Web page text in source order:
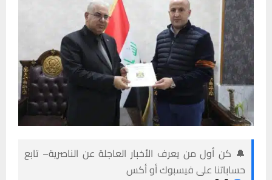
🔔 كن أول من يعرف الأخبار العاجلة عن الناصرية– تابع
حساباتنا على فيسبوك أو أكس